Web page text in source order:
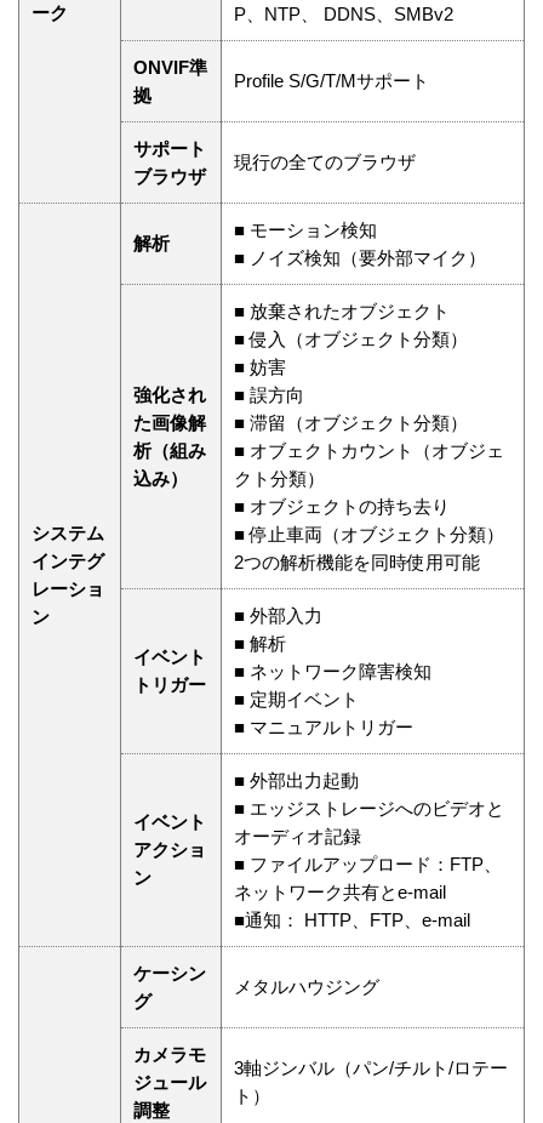
ーク P、NTP、 DDNS、SMBv2
ONVIF準
拠
Profile S/G/T/Mサポート
サポート
ブラウザ
現行の全てのブラウザ
システム
インテグ
レーショ
ン
解析
■ モーション検知
■ ノイズ検知（要外部マイク）
強化され
た画像解
析（組み
込み）
■ 放棄されたオブジェクト
■ 侵入（オブジェクト分類）
■ 妨害
■ 誤方向
■ 滞留（オブジェクト分類）
■ オブェクトカウント（オブジェ
クト分類）
■ オブジェクトの持ち去り
■ 停止車両（オブジェクト分類）
2つの解析機能を同時使用可能
イベント
トリガー
■ 外部入力
■ 解析
■ ネットワーク障害検知
■ 定期イベント
■ マニュアルトリガー
イベント
アクショ
ン
■ 外部出力起動
■ エッジストレージへのビデオと
オーディオ記録
■ ファイルアップロード：FTP、
ネットワーク共有とe-mail
■通知： HTTP、FTP、e-mail
ケーシン
グ
メタルハウジング
カメラモ
ジュール
調整
3軸ジンバル（パン/チルト/ロテー
ト）